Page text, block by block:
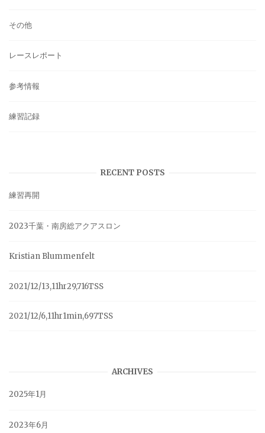
その他
レースレポート
参考情報
練習記録
RECENT POSTS
練習再開
2023千葉・南房総アクアスロン
Kristian Blummenfelt
2021/12/13,11hr29,716TSS
2021/12/6,11hr1min,697TSS
ARCHIVES
2025年1月
2023年6月